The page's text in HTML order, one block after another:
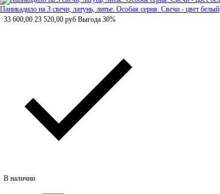
Паникадило на 3 свечи, латунь, литье. Особая серия. Свечи - цвет белый
33 600,00 23 520,00 руб Выгода 30%
В наличии